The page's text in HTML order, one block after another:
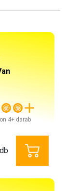
4+ darab
db